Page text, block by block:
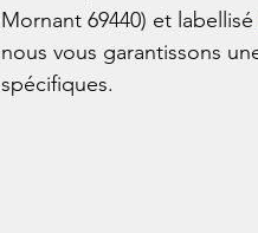
Mornant 69440) et labellisé
nous vous garantissons
spécifiques.